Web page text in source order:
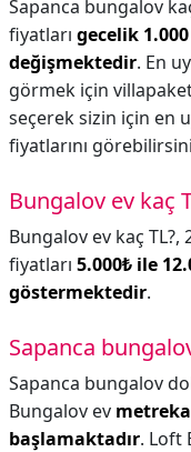
Sapanca bungalov
fiyatları gecelik
değişmektedir. En
görmek için
seçerek sizin için en
fiyatlarını
Bungalov ev kaç
Bungalov ev kaç TL?,
fiyatları 5.000₺ ile
göstermektedir.
Sapanca bungalov
Sapanca bungalov
Bungalov ev
başlamaktadır. Loft